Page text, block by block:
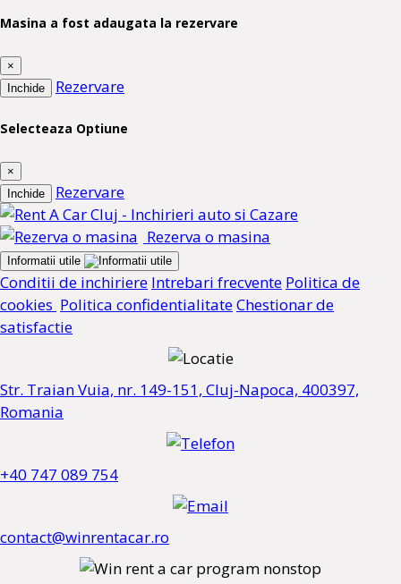
Masina a fost adaugata la rezervare
×
Inchide
Rezervare
Selecteaza Optiune
×
Inchide
Rezervare
Rezerva o masina
Informatii utile
Conditii de inchiriere Intrebari frecvente Politica de
cookies Politica confidentialitateChestionar de
satisfactie
Str. Traian Vuia, nr. 149-151, Cluj-Napoca, 400397,
Romania
+40 747 089 754
contact@winrentacar.ro